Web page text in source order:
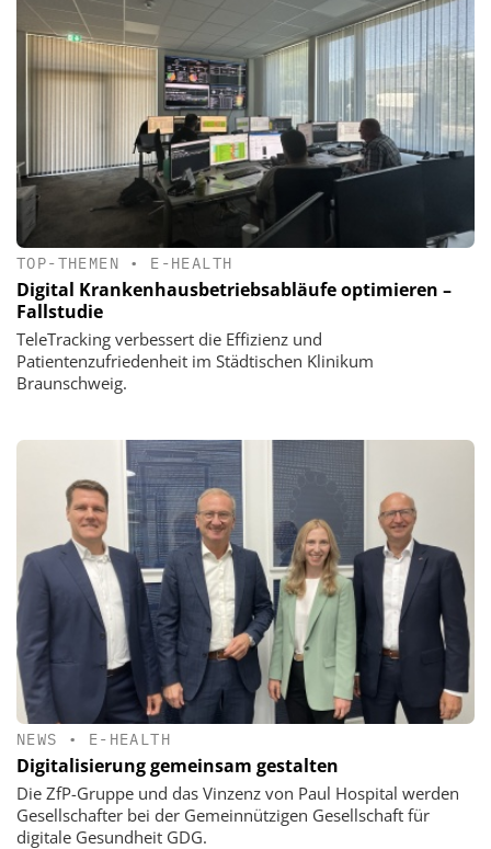
TOP-THEMEN • E-HEALTH
Digital Krankenhausbetriebsabläufe optimieren –
Fallstudie
TeleTracking verbessert die Effizienz und
Patientenzufriedenheit im Städtischen Klinikum
Braunschweig.
NEWS • E-HEALTH
Digitalisierung gemeinsam gestalten
Die ZfP-Gruppe und das Vinzenz von Paul Hospital werden
Gesellschafter bei der Gemeinnützigen Gesellschaft für
digitale Gesundheit GDG.